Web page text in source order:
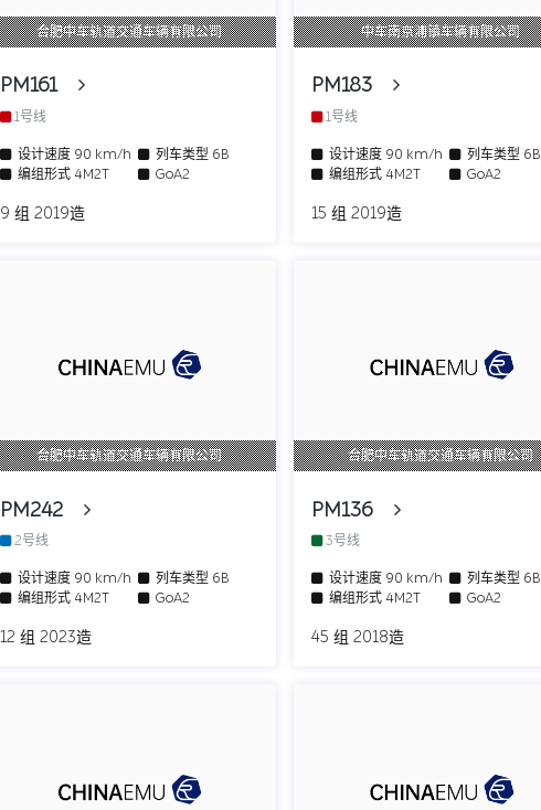
合肥中车轨道交通车辆有限公司
PM161
1号线
设计速度90 km/h 列车类型 6B
编组形式4M2T GoA2
9 组 2019造
中车南京浦镇车辆有限公司
PM183
1号线
设计速度 90 km/h 列车类型 6B
编组形式 4M2T GoA2
15 组 2019造
合肥中车轨道交通车辆有限公司
PM242
2号线
设计速度90 km/h 列车类型 6B
编组形式4M2T GoA2
12 组 2023造
合肥中车轨道交通车辆有限公司
PM136
3号线
设计速度 90 km/h 列车类型 6B
编组形式 4M2T GoA2
45 组 2018造